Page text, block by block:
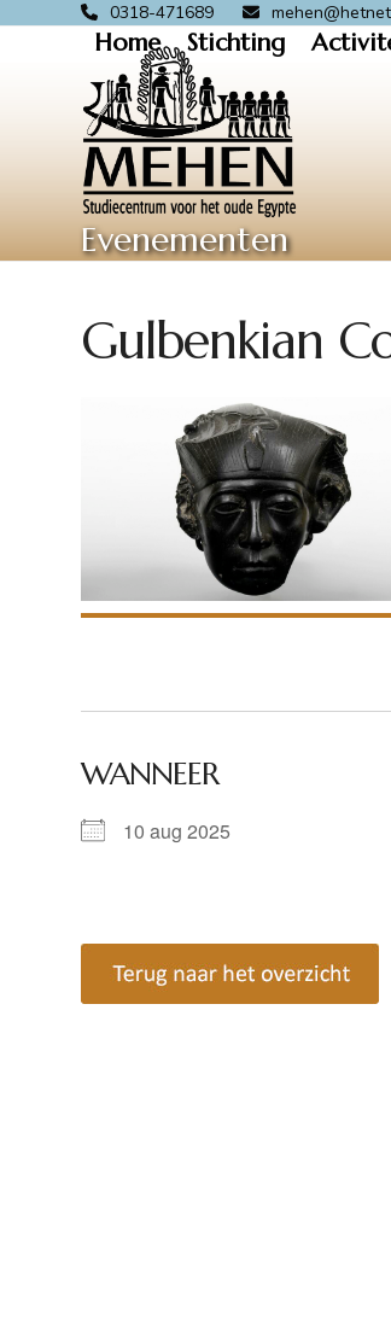
0318-471689
Home Stichting
Evenementen
Gulbenkian
WANNEER
10 aug 2025